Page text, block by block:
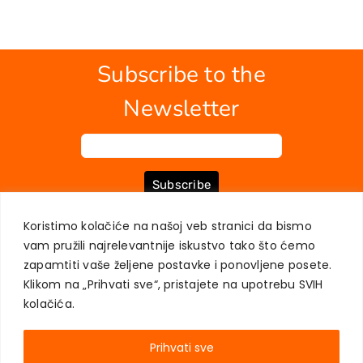
Koristimo kolačiće na našoj veb stranici da bismo
vam pružili najrelevantnije iskustvo tako što ćemo
zapamtiti vaše željene postavke i ponovljene posete.
Klikom na „Prihvati sve“, pristajete na upotrebu SVIH
kolačića.
Prihvati sve
Subscribe to the
Newsletter
Subscribe
ABOUT US BOOKS MY ACCOUNT CONTACT
TERMS OF PURCHASE
USER PRIVACY PROTECTION